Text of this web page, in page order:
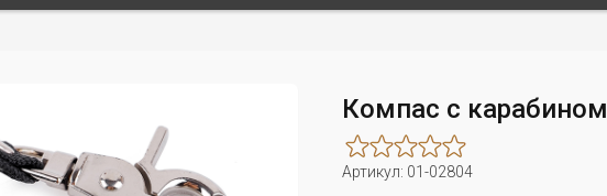
Компас с карабином
Артикул: 01-02804